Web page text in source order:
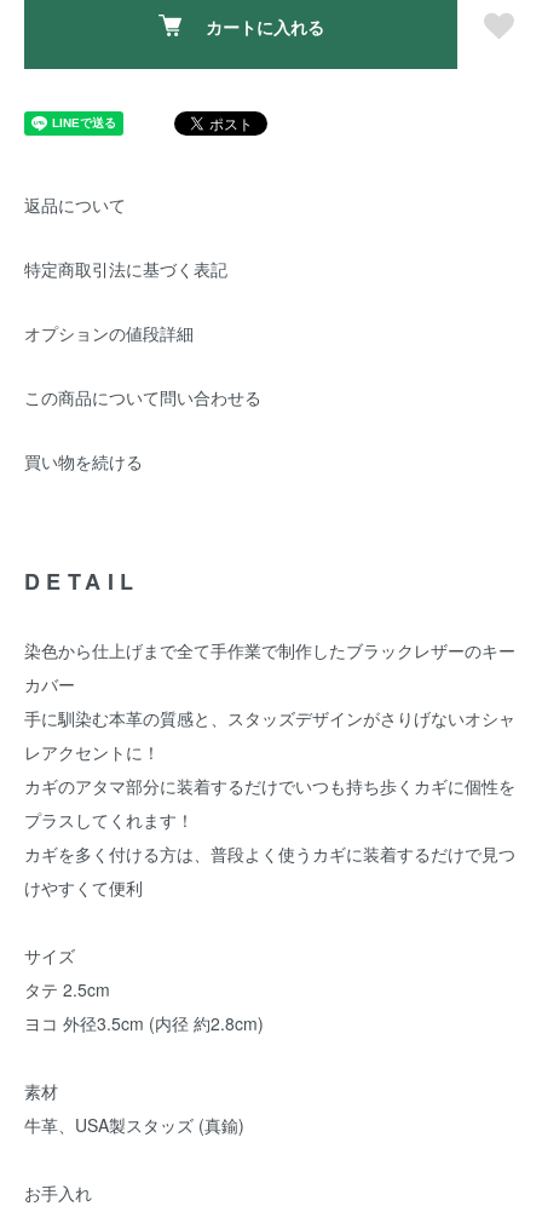
カートに入れる
返品について
特定商取引法に基づく表記
オプションの値段詳細
この商品について問い合わせる
買い物を続ける
DETAIL
染色から仕上げまで全て手作業で制作したブラックレザーのキー
カバー
手に馴染む本革の質感と、スタッズデザインがさりげないオシャ
レアクセントに！
カギのアタマ部分に装着するだけでいつも持ち歩くカギに個性を
プラスしてくれます！
カギを多く付ける方は、普段よく使うカギに装着するだけで見つ
けやすくて便利
サイズ
タテ 2.5cm
ヨコ 外径3.5cm (内径 約2.8cm)
素材
牛革、USA製スタッズ (真鍮)
お手入れ